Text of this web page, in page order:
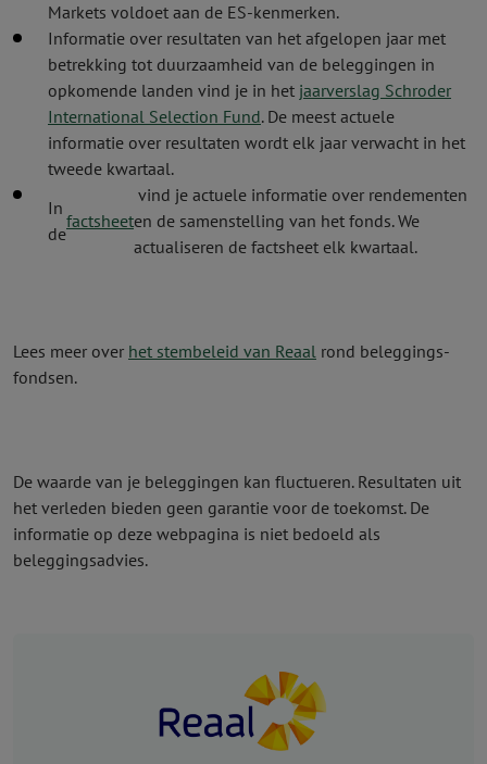
Markets voldoet aan de ES-kenmerken.
Informatie over resultaten van het afgelopen jaar met
betrekking tot duurzaamheid van de beleggingen in
opkomende landen vind je in het jaarverslag Schroder
International Selection Fund.De meest actuele
informatie over resultaten wordt elk jaar verwacht in het
tweede kwartaal.
In
de
factsheet
vind je actuele informatie over rendementen
en de samenstelling van het fonds. We
actualiseren de factsheet elk kwartaal.
Lees meer over het stembeleid van Reaal rond beleggings­
fondsen.
De waarde van je beleggingen kan fluctueren. Resultaten uit
het verleden bieden geen garantie voor de toekomst. De
informatie op deze webpagina is niet bedoeld als
beleggingsadvies.